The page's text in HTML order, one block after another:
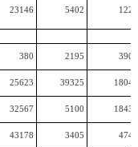
23146 5402 1227
380 2195 3902
25623 39325 18048
32567 5100 18434
43178 3405 4740